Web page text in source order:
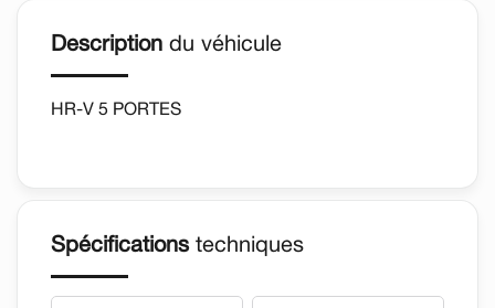
Description du véhicule
HR-V 5 PORTES
Spécificationstechniques